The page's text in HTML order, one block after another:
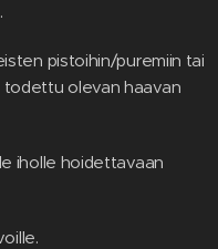
pistoihin/puremiin tai
todettu olevan haavan
iholle hoidettavaan